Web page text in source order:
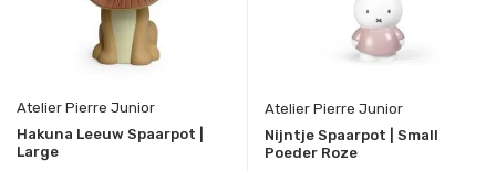
Atelier Pierre Junior
Hakuna Leeuw Spaarpot |
Large
Atelier Pierre Junior
Nijntje Spaarpot | Small
Poeder Roze